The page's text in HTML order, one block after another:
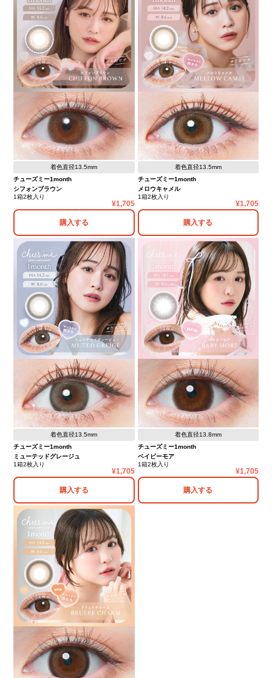
着色直径13.5mm
チューズミー1month
シフォンブラウン
1箱2枚入り
1,705
購入する
着色直径13.5mm
チューズミー1month
メロウキャメル
1箱2枚入り
1,705
購入する
着色直径13.5mm
チューズミー1month
ミューテッドグレージュ
1箱2枚入り
1,705
購入する
着色直径13.8mm
チューズミー1month
ベイビーモア
1箱2枚入り
1,705
購入する